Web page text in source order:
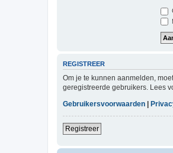
REGISTREER
Om je te kunnen aanmelden,
geregistreerde gebruikers. Lees
Gebruikersvoorwaarden |
Registreer